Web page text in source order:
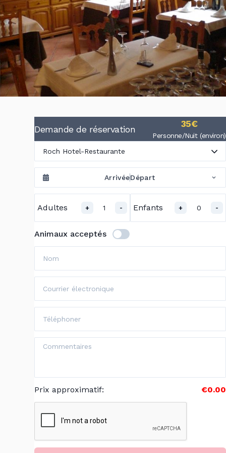
Demande de réservation 35€
Personne/Nuit (environ)
Roch Hotel-Restaurante
ArrivéeDépart
Adultes + 1 - Enfants + 0 -
Animaux acceptés
Prix approximatif: €0.00